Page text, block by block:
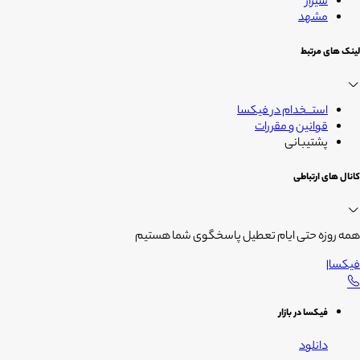
مشهد
لینک های مرتبط
استــخدام در فیکسا
قوانین و مقررات
پشتیبانی
کانال های ارتباطی
همه روزه حتی ایام تعطیل پاسخگوی شما هستیم
فیکسا|
فیکسا در بازار
دانلود